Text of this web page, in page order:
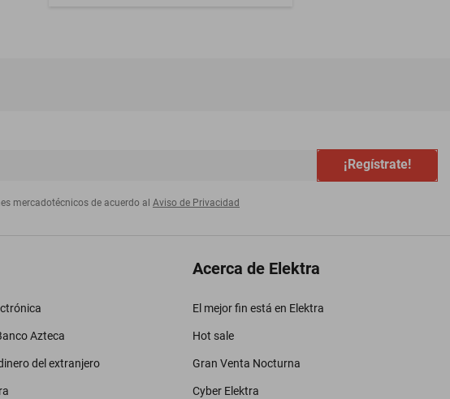
¡Regístrate!
mercadotécnicos de acuerdo al Aviso de Privacidad
Azteca
del extranjero
Acerca de Elektra
El mejor fin está en Elektra
Hot sale
Gran Venta Nocturna
Cyber Elektra